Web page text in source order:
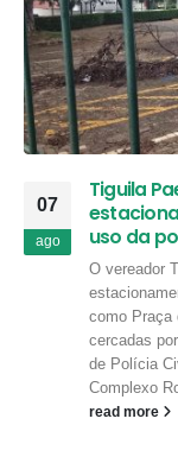
07
ago
Tiguila
uso da
O vereador
como Praça
cercadas
de Polícia
Complexo
read more